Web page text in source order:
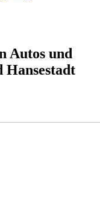
Autos und
Hansestadt